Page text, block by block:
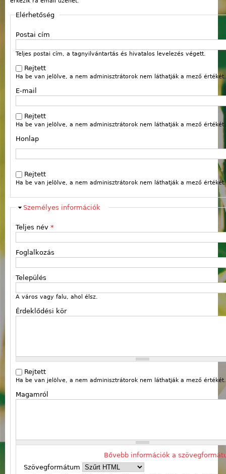
Elérhetőség
Postai cím
Teljes postai cím, a tagnyilvántartás és hivatalos levelezés végett.
Rejtett
Ha be van jelölve, a nem adminisztrátorok nem láthatják a mező értékét.
E-mail
Rejtett
Ha be van jelölve, a nem adminisztrátorok nem láthatják a mező értékét.
Honlap
Rejtett
Ha be van jelölve, a nem adminisztrátorok nem láthatják a mező értékét.
Elrejt
Személyes információk
Teljes név *
Foglalkozás
Település
A város vagy falu, ahol élsz.
Érdeklődési kör
Rejtett
Ha be van jelölve, a nem adminisztrátorok nem láthatják a mező értékét.
Magamról
Bővebb információk a
Szövegformátum